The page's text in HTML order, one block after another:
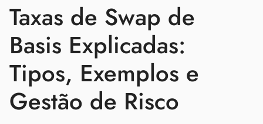
Taxas de Swap de
Basis Explicadas:
Tipos, Exemplos e
Gestão de Risco